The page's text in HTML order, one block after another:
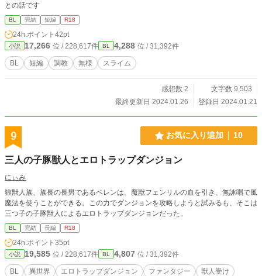
との話です
BL 完結 短編 R18
24h.ポイント 42pt
小説 17,266 位 / 228,617件 BL 4,288 位 / 31,392件
BL 短編 調教 無様 スライム
感想数 2
文字数 9,503
最終更新日 2024.01.26
登録日 2024.01.21
9 お気に入り追加 10
三人の子豚獣人とエロトラップダンジョン
にぃみ
狼獣人族、族長の長男であるベレンは、魔獣フェンリルの血を引き、無詠唱で風
魔法を使うことができる。この力でダンジョンを攻略しようと試みるも、そこは
三つ子の子豚獣人によるエロトラップダンジョンだった。
BL 完結 長編 R18
24h.ポイント 35pt
小説 19,585 位 / 228,617件 BL 4,807 位 / 31,392件
BL 異世界 エロトラップダンジョン ファンタジー
獣人受け